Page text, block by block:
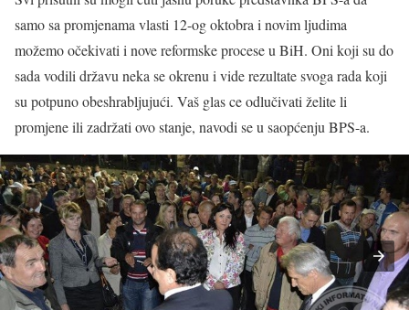
samo sa promjenama vlasti 12-og oktobra i novim ljudima
možemo očekivati i nove reformske procese u BiH. Oni koji su do
sada vodili državu neka se okrenu i vide rezultate svoga rada koji
su potpuno obeshrabljujući. Vaš glas ce odlučivati želite li
promjene ili zadržati ovo stanje, navodi se u saopćenju BPS-a.